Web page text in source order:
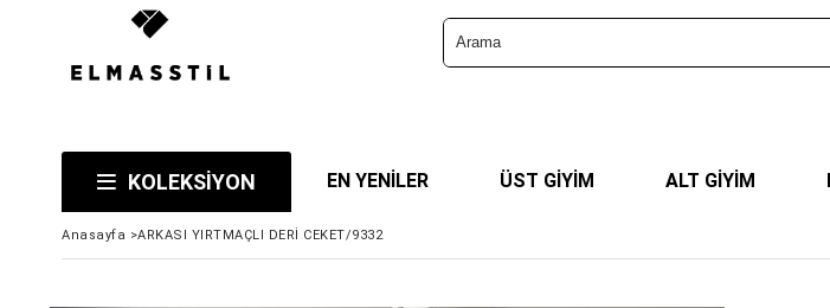
KOLEKSİYON EN YENİLER ÜST GİYİM ALT GİYİM
Anasayfa >ARKASI YIRTMAÇLI DERİ CEKET/9332